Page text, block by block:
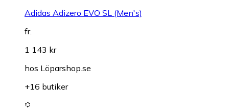
Adidas Adizero EVO SL (Men's)
fr.
1 143 kr
hos Löparshop.se
+16 butiker